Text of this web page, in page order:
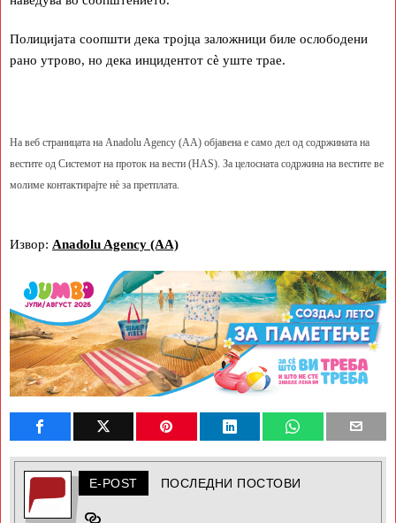
Полицијата соопшти дека тројца заложници биле ослободени
рано утрово, но дека инцидентот сѐ уште трае.
На веб страницата на Anadolu Agency (AA) објавена е само дел од содржината на
вестите од Системот на проток на вести (HAS). За целосната содржина на вестите ве
молиме контактирајте нè за претплата.
Извор: Anadolu Agency (AA)
E-POST ПОСЛЕДНИ ПОСТОВИ